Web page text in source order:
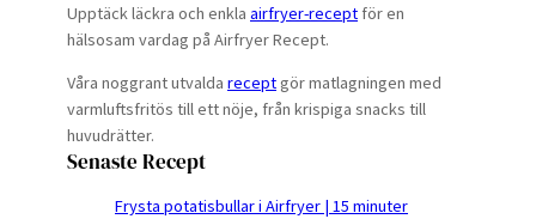
Upptäck läckra och enkla airfryer-recept för en
hälsosam vardag på Airfryer Recept.
Våra noggrant utvalda receptgör matlagningen med
varmluftsfritös till ett nöje, från krispiga snacks till
huvudrätter.
Senaste Recept
Frysta potatisbullar i Airfryer | 15 minuter